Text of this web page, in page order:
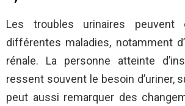
Les troubles urinaires
différentes maladies, notamment
rénale. La personne atteinte
ressent souvent le besoin d’uriner,
peut aussi remarquer des